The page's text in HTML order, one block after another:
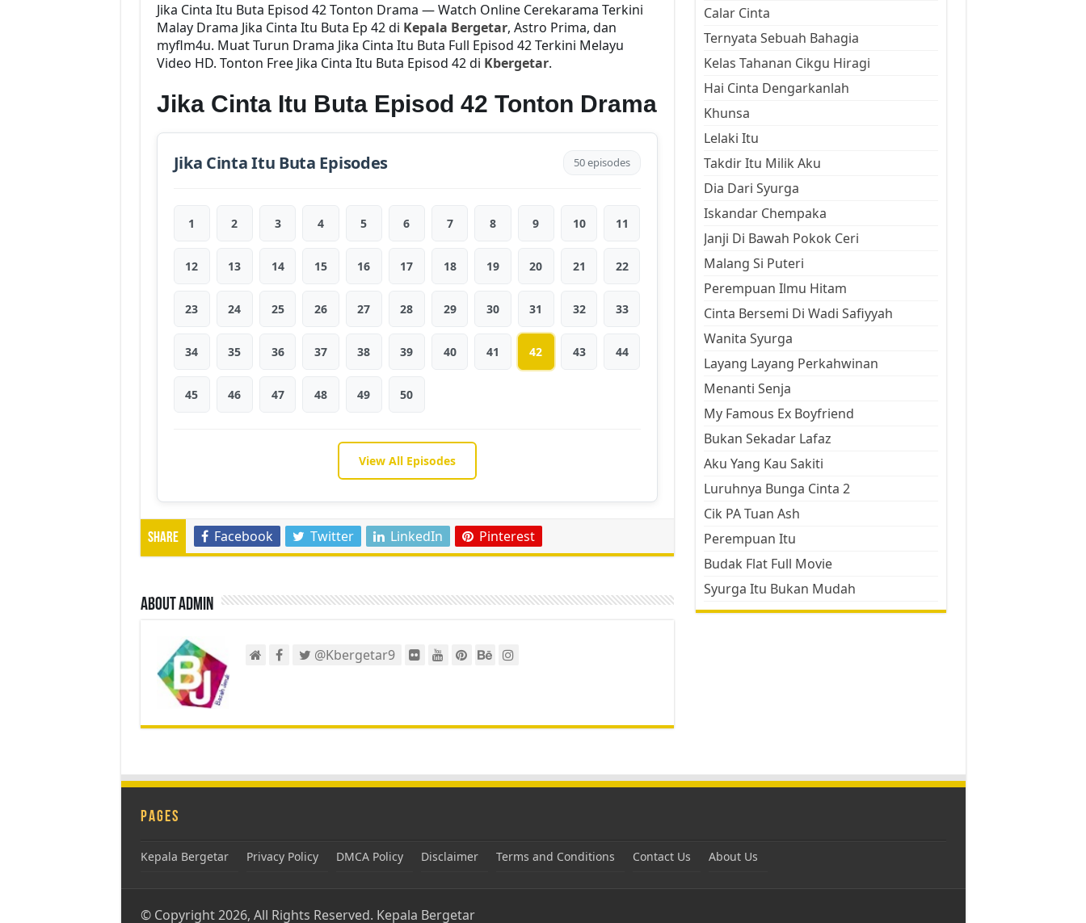
Jika Cinta Itu Buta Episod 42 Tonton Drama — Watch Online Cerekarama Terkini
Malay Drama Jika Cinta Itu Buta Ep 42 di Kepala Bergetar, Astro Prima, dan
myflm4u. Muat Turun Drama Jika Cinta Itu Buta Full Episod 42 Terkini Melayu
Video HD. Tonton Free Jika Cinta Itu Buta Episod 42 di Kbergetar.
Jika Cinta Itu Buta Episod 42 Tonton Drama
Jika Cinta Itu Buta Episodes 50 episodes
1 2 3 4 5 6 7 8 9 10 11
12 13 14 15 16 17 18 19 20 21 22
23 24 25 26 27 28 29 30 31 32 33
34 35 36 37 38 39 40 41 42 43 44
45 46 47 48 49 50
View All Episodes
Share Facebook Twitter LinkedIn Pinterest
About admin
@Kbergetar9
Calar Cinta
Ternyata Sebuah Bahagia
Kelas Tahanan Cikgu Hiragi
Hai Cinta Dengarkanlah
Khunsa
Lelaki Itu
Takdir Itu Milik Aku
Dia Dari Syurga
Iskandar Chempaka
Janji Di Bawah Pokok Ceri
Malang Si Puteri
Perempuan Ilmu Hitam
Cinta Bersemi Di Wadi Safiyyah
Wanita Syurga
Layang Layang Perkahwinan
Menanti Senja
My Famous Ex Boyfriend
Bukan Sekadar Lafaz
Aku Yang Kau Sakiti
Luruhnya Bunga Cinta 2
Cik PA Tuan Ash
Perempuan Itu
Budak Flat Full Movie
Syurga Itu Bukan Mudah
Pages
Kepala Bergetar Privacy Policy DMCA Policy Disclaimer Terms and Conditions Contact Us About Us
© Copyright 2026, All Rights Reserved. Kepala Bergetar